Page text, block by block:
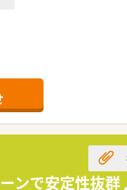
ンで安定性抜